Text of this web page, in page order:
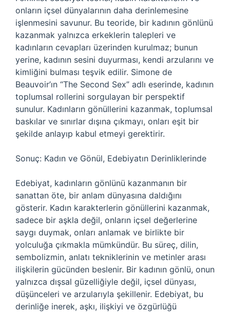
onların içsel dünyalarının daha derinlemesine
işlenmesini savunur. Bu teoride, bir kadının gönlünü
kazanmak yalnızca erkeklerin talepleri ve
kadınların cevapları üzerinden kurulmaz; bunun
yerine, kadının sesini duyurması, kendi arzularını ve
kimliğini bulması teşvik edilir. Simone de
Beauvoir’ın “The Second Sex” adlı eserinde, kadının
toplumsal rollerini sorgulayan bir perspektif
sunulur. Kadınların gönüllerini kazanmak, toplumsal
baskılar ve sınırlar dışına çıkmayı, onları eşit bir
şekilde anlayıp kabul etmeyi gerektirir.
Sonuç: Kadın ve Gönül, Edebiyatın Derinliklerinde
Edebiyat, kadınların gönlünü kazanmanın bir
sanattan öte, bir anlam dünyasına daldığını
gösterir. Kadın karakterlerin gönüllerini kazanmak,
sadece bir aşkla değil, onların içsel değerlerine
saygı duymak, onları anlamak ve birlikte bir
yolculuğa çıkmakla mümkündür. Bu süreç, dilin,
sembolizmin, anlatı tekniklerinin ve metinler arası
ilişkilerin gücünden beslenir. Bir kadının gönlü, onun
yalnızca dışsal güzelliğiyle değil, içsel dünyası,
düşünceleri ve arzularıyla şekillenir. Edebiyat, bu
derinliğe inerek, aşkı, ilişkiyi ve özgürlüğü